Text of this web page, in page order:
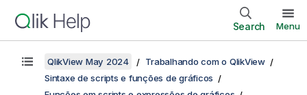
Search Menu
QlikView May 2024
Trabalhando com o QlikView
Sintaxe de scripts e funções de gráficos